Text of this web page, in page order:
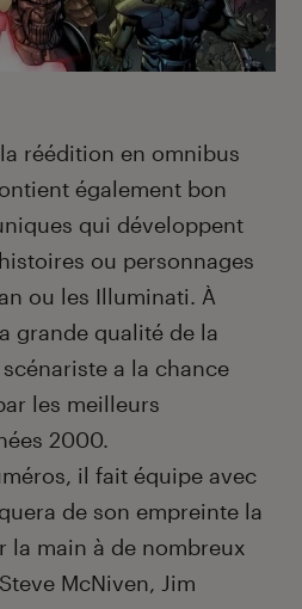
réédition en omnibus
également bon
qui développent
ou personnages
ou les Illuminati. À
grande qualité de la
a la chance
les meilleurs
2000.
il fait équipe avec
de son empreinte la
la main à de nombreux
McNiven, Jim